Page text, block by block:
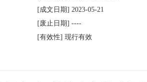
[成文日期] 2023-05-21
[废止日期] ----
[有效性] 现行有效